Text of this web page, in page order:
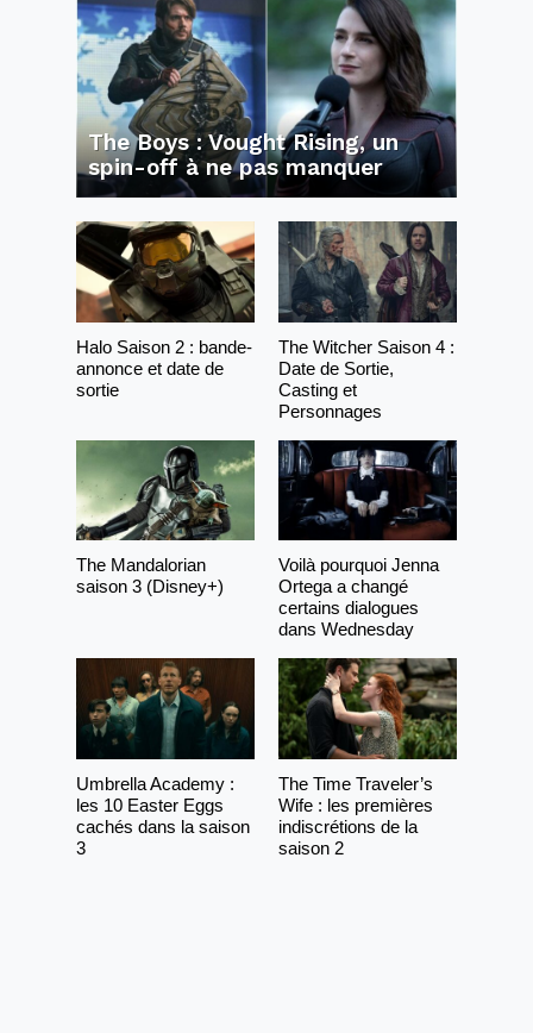
The Boys : Vought Rising, un
spin-off à ne pas manquer
Halo Saison 2 : bande-
annonce et date de
sortie
The Witcher Saison 4 :
Date de Sortie,
Casting et
Personnages
The Mandalorian
saison 3 (Disney+)
Voilà pourquoi Jenna
Ortega a changé
certains dialogues
dans Wednesday
Umbrella Academy :
les 10 Easter Eggs
cachés dans la saison
3
The Time Traveler’s
Wife : les premières
indiscrétions de la
saison 2